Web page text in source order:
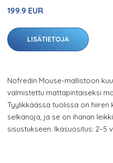
199.9 EUR
LISÄTIETOJA
Nofredin Mouse-mallistoon
valmistettu mattapintaiseksi
Tyylikkäässä tuolissa on hiiren
selkänoja, ja se on ihanan
sisustukseen. Ikäsuositus: 2–5